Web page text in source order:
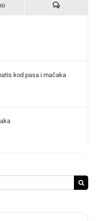
Komentari
kod pasa i mačaka